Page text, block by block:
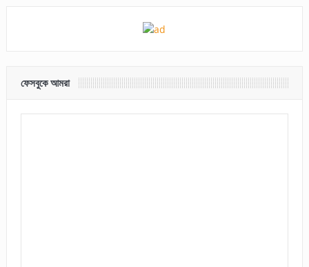
ফেসবুকে আমরা